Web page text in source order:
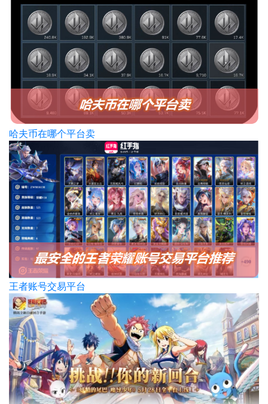
哈夫币在哪个平台卖
王者账号交易平台